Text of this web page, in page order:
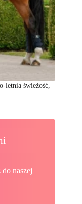
letnia świeżość,
naszej